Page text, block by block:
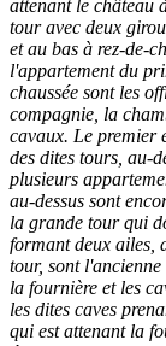
attenant le château
tour avec deux
et au bas à rez-de-
l'appartement du
chaussée sont les
compagnie, la
cavaux. Le premier
des dites tours, au-
plusieurs
au-dessus sont
la grande tour qui
formant deux ailes,
tour, sont
la fournière et les
les dites caves
qui est attenant la